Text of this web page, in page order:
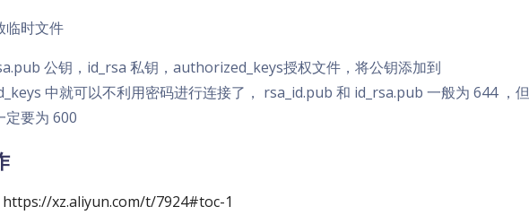
时文件
公钥，id_rsa 私钥，authorized_keys授权文件，将公钥添加到
中就可以不利用密码进行连接了， rsa_id.pub 和 id_rsa.pub 一般为 644 ，但
定要为 600
https://xz.aliyun.com/t/7924#toc-1